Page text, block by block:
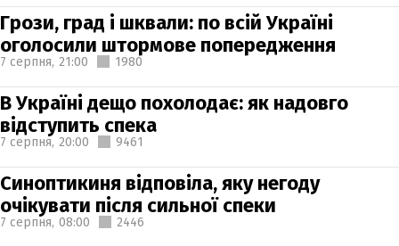
Грози, град і шквали: по всій Україні
оголосили штормове попередження
7 серпня, 21:00 1980
В Україні дещо похолодає: як надовго
відступить спека
7 серпня, 20:00 9461
Синоптикиня відповіла, яку негоду
очікувати після сильної спеки
7 серпня, 08:00 2446